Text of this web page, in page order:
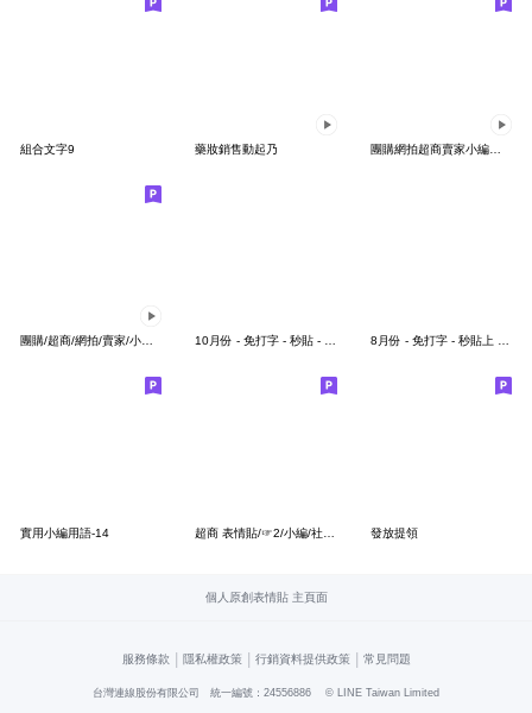
組合文字9 藥妝銷售動起乃 團購網拍超商賣家小編專用文字貼
團購/超商/網拍/賣家/小編/專用動態文字貼 10月份 - 免打字 - 秒貼 - 手繪表情貼圖。 8月份 - 免打字 - 秒貼上 - 手繪表情貼圖。
實用小編用語-14 發放提領
個人原創表情貼 主頁面
服務條款 隱私權政策 行銷資料提供政策 常見問題
台灣連線股份有限公司 統一編號：24556886 © LINE Taiwan Limited